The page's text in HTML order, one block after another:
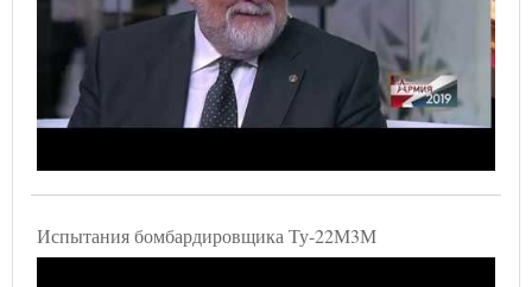
Испытания бомбардировщика Ту-22М3М